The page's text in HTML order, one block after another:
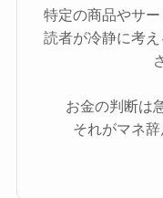
特定の商品やサー
読者が冷静に考
お金の判断は
それがマネ辞